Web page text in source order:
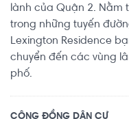
lành của Quận 2. Nằm
trong những tuyến
Lexington Residence
chuyển đến các vùng
phố.
CỘNG ĐỒNG DÂN CƯ